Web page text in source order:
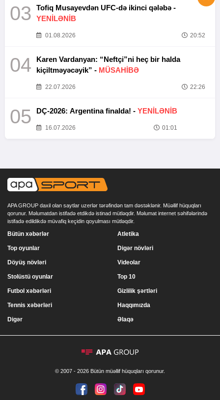
03
Tofiq Musayevdən UFC-də ikinci qələbə -
YENİLƏNİB
01.08.2026 20:52
04
Karen Vardanyan: “Neftçi”ni heç bir halda
kiçiltməyəcəyik” - MÜSAHİBƏ
22.07.2026 22:26
05 DÇ-2026: Argentina finalda! - YENİLƏNİB
16.07.2026 01:01
APA GROUP daxil olan saytlar uzerlər tərəfindən tam dəstəklənir. Müəllif hüquqları
qorunur. Məlumatdan istifadə etdikdə istinad mütləqdir. Məlumat internet səhifələrində
istifadə edildikdə müvafiq keçidin qoyulması mütləqdir.
Bütün xəbərlər
Top oyunlar
Döyüş növləri
Stolüstü oyunlar
Atletika
Digər növləri
Videolar
Top 10
Futbol xəbərləri
Tennis xəbərləri
Digər
Gizlilik şərtləri
Haqqımızda
Əlaqə
© 2007 - 2026 Bütün müəllif hüquqları qorunur.